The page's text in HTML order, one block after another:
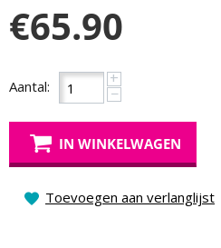
€65.90
Aantal: +
−
IN WINKELWAGEN
Toevoegen aan verlanglijst